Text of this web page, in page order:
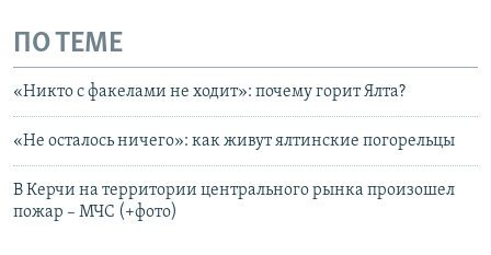
ПО ТЕМЕ
«Никто с факелами не ходит»: почему горит Ялта?
«Не осталось ничего»: как живут ялтинские погорельцы
В Керчи на территории центрального рынка произошел
пожар – МЧС (+фото)